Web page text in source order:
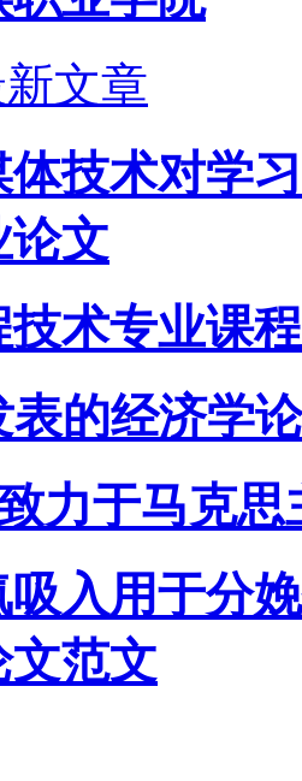
文章
体技术对学
论文
术专业课
表的经济学
力于马克
入用于分
范文